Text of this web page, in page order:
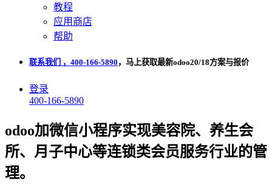
教程
应用商店
帮助
联系我们 ，400-166-5890 ，马上获取最新odoo20/18方案与报价
登录
400-166-5890
odoo加微信小程序实现美容院、养生会
所、月子中心等连锁类会员服务行业的管
理。